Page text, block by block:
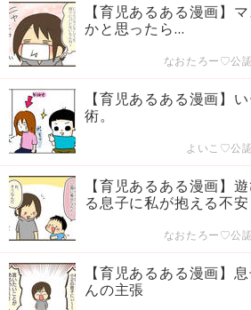
【育児あるある漫画】
かと思ったら…
なおたろー♡公
【育児あるある漫画】
術。
よいこ♡公
【育児あるある漫画】
る息子に私が抱える不安
なおたろー♡公
【育児あるある漫画】
んの主張